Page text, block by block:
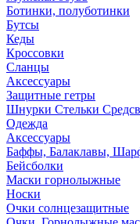
Ботинки, полуботинки
Бутсы
Кеды
Кроссовки
Сланцы
Аксессуары
Защитные гетры
Шнурки Стельки
Одежда
Аксессуары
Баффы, Балаклавы,
Бейсболки
Маски горнолыжные
Носки
Очки солнцезащитные